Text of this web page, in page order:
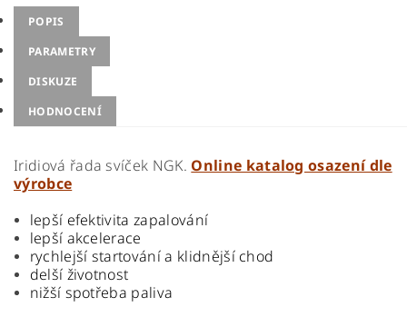
POPIS
PARAMETRY
DISKUZE
HODNOCENÍ
Iridiová řada svíček NGK. Online katalog osazení dle
výrobce
lepší efektivita zapalování
lepší akcelerace
rychlejší startování a klidnější chod
delší životnost
nižší spotřeba paliva